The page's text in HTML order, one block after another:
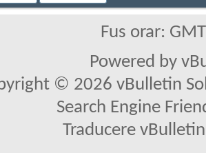
Fus orar:
Powered by
© 2026 vBulletin
Search Engine
Traducere